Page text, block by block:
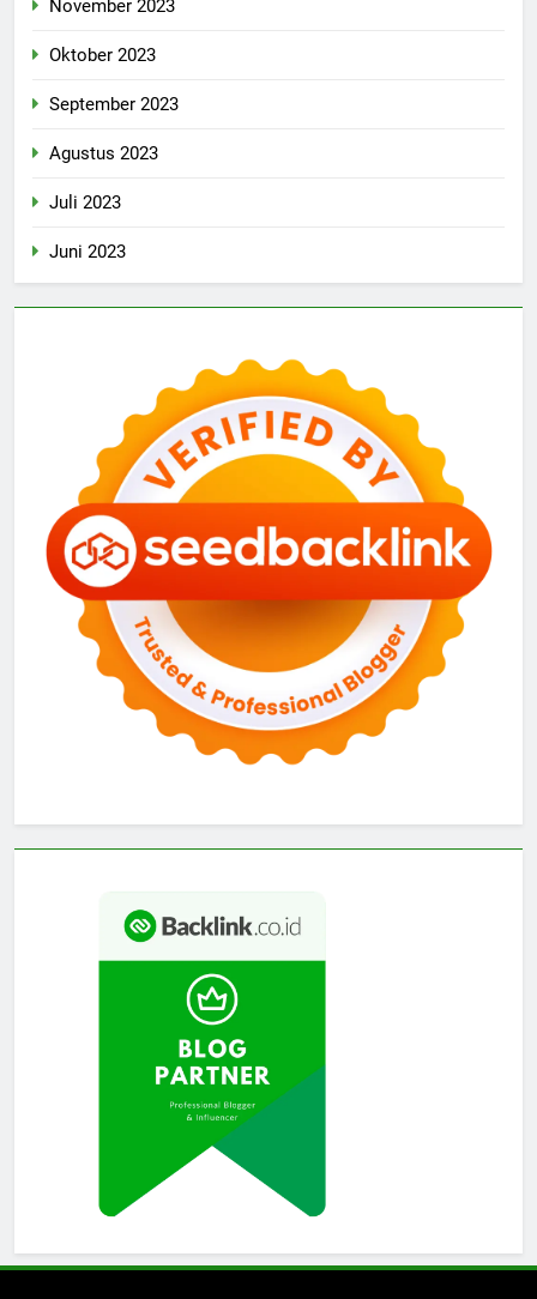
November 2023
Oktober 2023
September 2023
Agustus 2023
Juli 2023
Juni 2023